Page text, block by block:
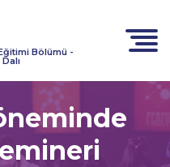
Bölümü -